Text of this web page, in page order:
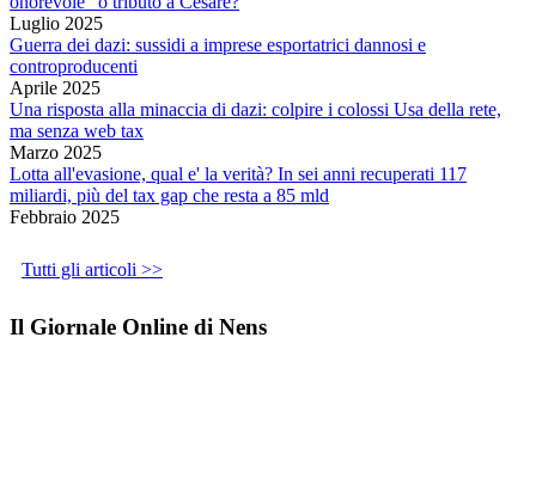
Luglio 2025
Guerra dei dazi: sussidi a imprese esportatrici dannosi e
controproducenti
Aprile 2025
Una risposta alla minaccia di dazi: colpire i colossi Usa della rete,
ma senza web tax
Marzo 2025
Lotta all'evasione, qual e' la verità? In sei anni recuperati 117
miliardi, più del tax gap che resta a 85 mld
Febbraio 2025
Tutti gli articoli >>
Il Giornale Online di Nens